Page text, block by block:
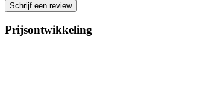
Schrijf een review
Prijsontwikkeling